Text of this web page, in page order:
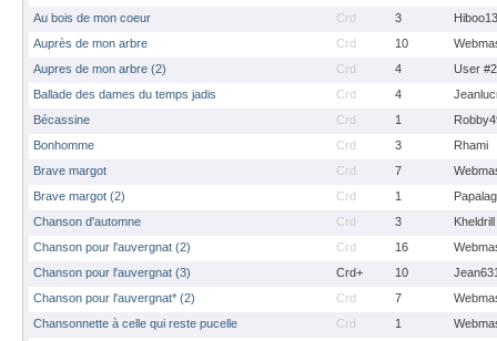
Au bois de mon coeur
Crd 3
Hiboo13
Auprès de mon arbre
Crd 10
Aupres de mon arbre (2)
Crd 4
User
Ballade des dames du temps jadis
Crd 4
Bécassine
Crd 1
Bonhomme
Crd 3
Rhami
Brave margot
Crd 7
Brave margot (2)
Crd 1
Chanson d'automne
Crd 3
Kheldrill
Chanson pour l'auvergnat (2)
Crd 16
Chanson pour l'auvergnat (3)
Crd+ 10
Chanson pour l'auvergnat* (2)
Crd 7
Chansonnette à celle qui reste pucelle
Crd 1